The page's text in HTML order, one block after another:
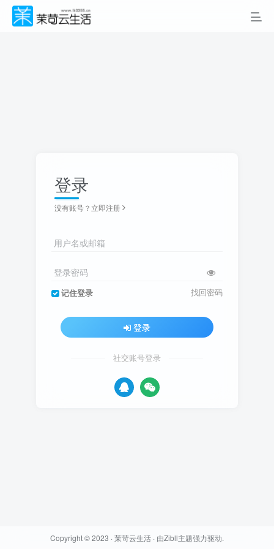
登录
没有账号？立即注册
用户名或邮箱
登录密码
记住登录 找回密码
登录
社交账号登录
Copyright © 2023 · 茉苛云生活 · 由Zibll主题强力驱动.